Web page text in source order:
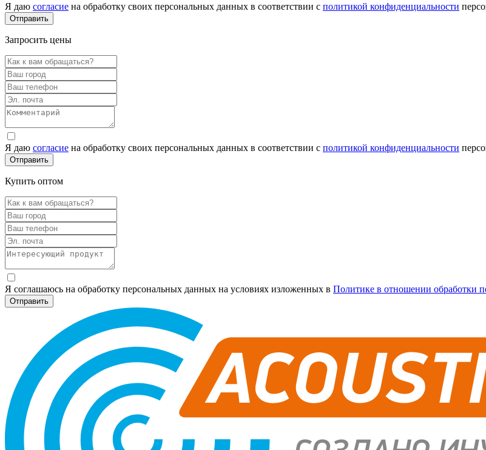
Я даю согласие на обработку своих персональных данных в соответствии с политикой конфиденциальности
Запросить цены
Я даю согласие на обработку своих персональных данных в соответствии с политикой конфиденциальности
Купить оптом
Я соглашаюсь на обработку персональных данных на условиях изложенных в Политике в отношении обработки